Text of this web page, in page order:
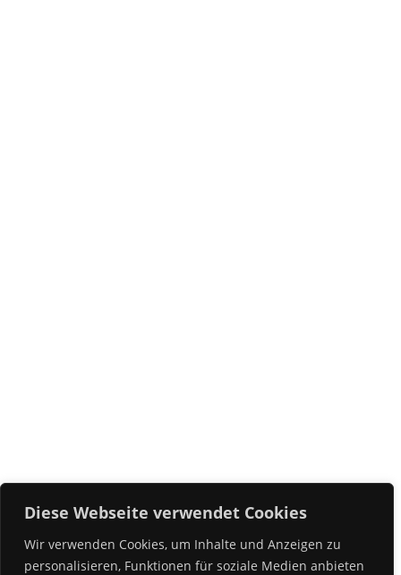
Diese Webseite verwendet Cookies
Wir verwenden Cookies, um Inhalte und Anzeigen zu
personalisieren, Funktionen für soziale Medien anbieten